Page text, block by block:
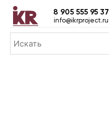
8 905 555 95 37
info@ikrproject.ru